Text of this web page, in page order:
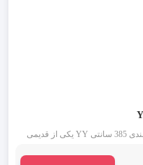
لیست قیمت انواع بست کمربندی : بست کمربندی 385 سانتی YY یکی از قدیمی
کمربندی در دو رنگ بست کمربندی سفید YY یا بی رنگ و بست کمربندی مشکی